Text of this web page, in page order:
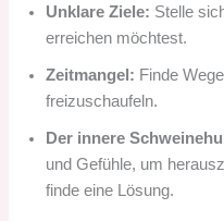
Unklare Ziele: Stelle
erreichen möchtest.
Zeitmangel: Finde
freizuschaufeln.
Der innere
und Gefühle, um
finde eine Lösung.